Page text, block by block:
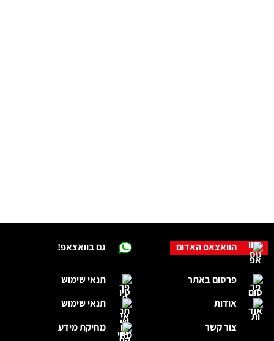
גם בוואצאפ!
תנאי שימוש
תנאי שימוש
מחיקת מידע
הוואצאפ האדום
פרסום באתר
אודות
צור קשר